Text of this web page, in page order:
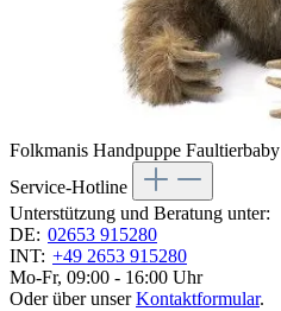
Folkmanis Handpuppe Faultierbaby
Service-Hotline
Unterstützung und Beratung unter:
DE: 02653 915280
INT: +49 2653 915280
Mo-Fr, 09:00 - 16:00 Uhr
Oder über unserKontaktformular.